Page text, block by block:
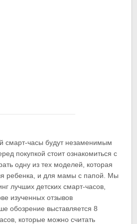
смарт-часы будут незаменимым
покупкой стоит ознакомиться с
одну из тех моделей, которая
ребенка, и для мамы с папой. Мы
лучших детских смарт-часов,
изученных отзывов
обозрение выставляется 8
которые можно считать